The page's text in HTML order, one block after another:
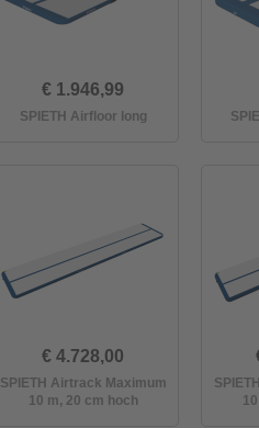
€ 1.946,99
SPIETH Airfloor long
€ 4.728,00
SPIETH Airtrack Maximum
10 m, 20 cm hoch